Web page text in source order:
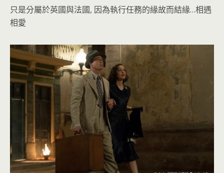
只是分屬於英國與法國, 因為執行任務的緣故而結緣…相遇
相愛